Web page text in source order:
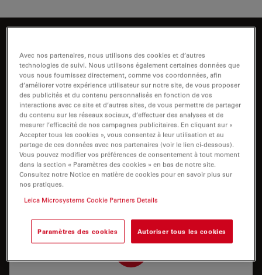
Parlez à nos experts.
Prix
J’ai besoin d’une configuration ou d’informations
sur les prix.
Avec nos partenaires, nous utilisons des cookies et d’autres
technologies de suivi. Nous utilisons également certaines données que
vous nous fournissez directement, comme vos coordonnées, afin
d’améliorer votre expérience utilisateur sur notre site, de vous proposer
des publicités et du contenu personnalisés en fonction de vos
interactions avec ce site et d’autres sites, de vous permettre de partager
du contenu sur les réseaux sociaux, d’effectuer des analyses et de
mesurer l’efficacité de nos campagnes publicitaires. En cliquant sur «
Accepter tous les cookies », vous consentez à leur utilisation et au
partage de ces données avec nos partenaires (voir le lien ci-dessous).
Vous pouvez modifier vos préférences de consentement à tout moment
dans la section « Paramètres des cookies » en bas de notre site.
Consultez notre Notice en matière de cookies pour en savoir plus sur
nos pratiques.
Leica Microsystems Cookie Partners Details
Paramètres des cookies Autoriser tous les cookies